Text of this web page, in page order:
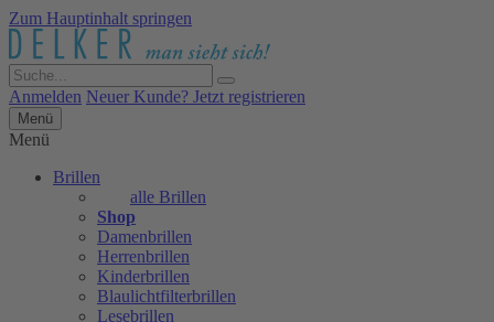
Zum Hauptinhalt springen
Anmelden Neuer Kunde? Jetzt registrieren
Menü
Menü
Brillen
alle Brillen
Shop
Damenbrillen
Herrenbrillen
Kinderbrillen
Blaulichtfilterbrillen
Lesebrillen